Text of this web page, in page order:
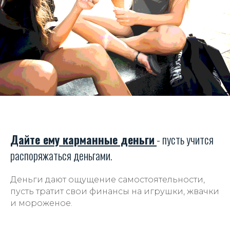
Дайте ему карманные деньги- пусть учится
распоряжаться деньгами.
Деньги дают ощущение самостоятельности,
пусть тратит свои финансы на игрушки, жвачки
и мороженое.